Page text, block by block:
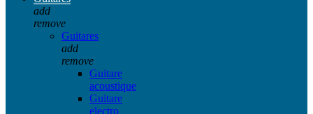
add
remove
Guitares
add
remove
Guitare
acoustique
Guitare
electro